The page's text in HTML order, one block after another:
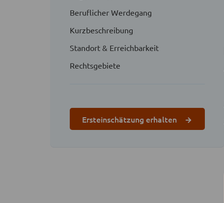
Beruflicher Werdegang
Kurzbeschreibung
Standort & Erreichbarkeit
Rechtsgebiete
Ersteinschätzung erhalten